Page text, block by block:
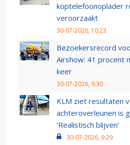
koptelefoonoplader
veroorzaakt
30-07-2026, 10:23
Bezoekersrecord
Airshow: 41 procent
keer
30-07-2026, 9:30
KLM ziet resultaten
achteroverleunen is
‘Realistisch blijven’
30-07-2026, 9:29